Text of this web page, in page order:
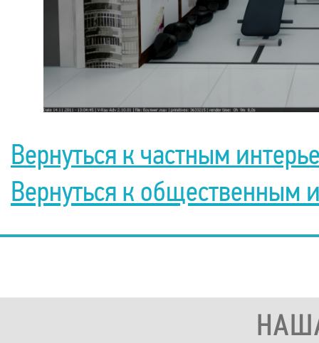
Вернуться к частным
Вернуться к общественным